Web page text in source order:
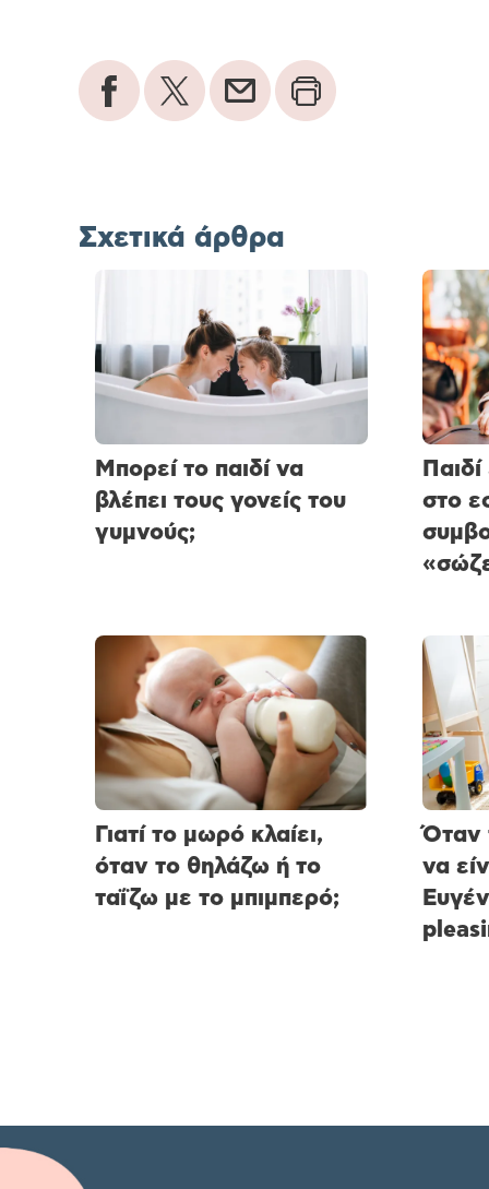
Σχετικά άρθρα
Μπορεί το παιδί να
βλέπει τους γονείς του
γυμνούς;
στο
Γιατί το μωρό κλαίει,
όταν το θηλάζω ή το
ταΐζω με το μπιμπερό;
Όταν
να